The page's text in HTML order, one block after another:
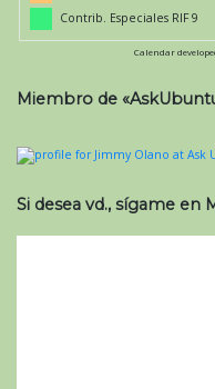
Contrib. Especiales RIF 9
Calendar
Miembro de
Si desea vd., sígame en